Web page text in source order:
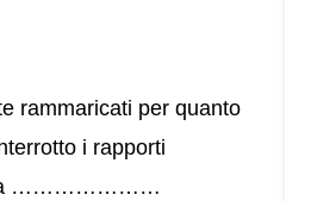
rammaricati per quanto
i rapporti
la …………………